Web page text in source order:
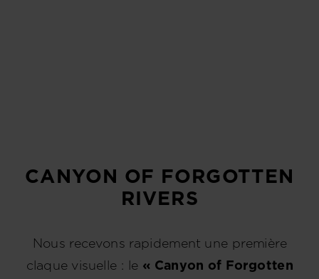
CANYON OF FORGOTTEN
RIVERS
Nous recevons rapidement une première
claque visuelle : le « Canyon of Forgotten